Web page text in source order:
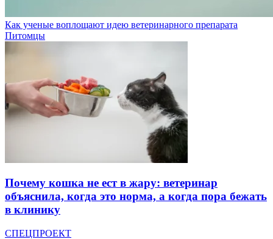
Как ученые воплощают идею ветеринарного препарата
Питомцы
Почему кошка не ест в жару: ветеринар
объяснила, когда это норма, а когда пора бежать
в клинику
СПЕЦПРОЕКТ